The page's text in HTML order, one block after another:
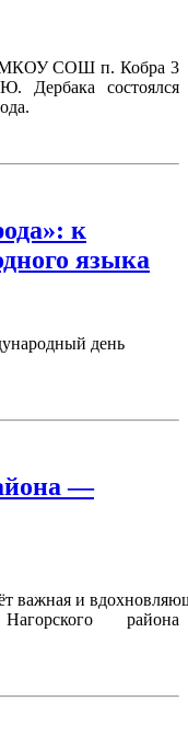
МКОУ СОШ п. Кобра 3
состоялся
к
языка
день
—
важная и
района